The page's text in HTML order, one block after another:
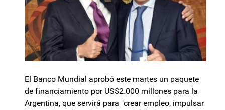
El Banco Mundial aprobó este martes un paquete
de financiamiento por US$2.000 millones para la
Argentina, que servirá para "crear empleo, impulsar